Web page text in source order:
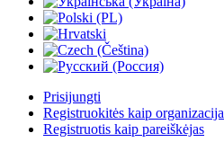
Prisijungti
Registruokitės kaip organizacija
Registruotis kaip pareiškėjas